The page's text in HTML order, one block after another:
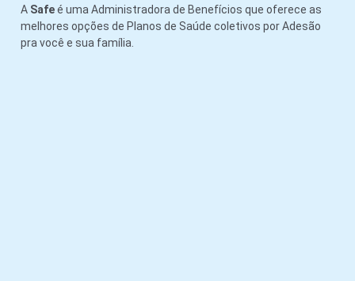
A Safeé uma Administradora de Benefícios que oferece as
melhores opções de Planos de Saúde coletivos por Adesão
pra você e sua família.